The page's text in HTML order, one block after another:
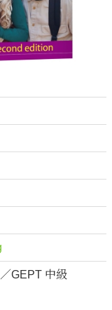
GEPT 中級